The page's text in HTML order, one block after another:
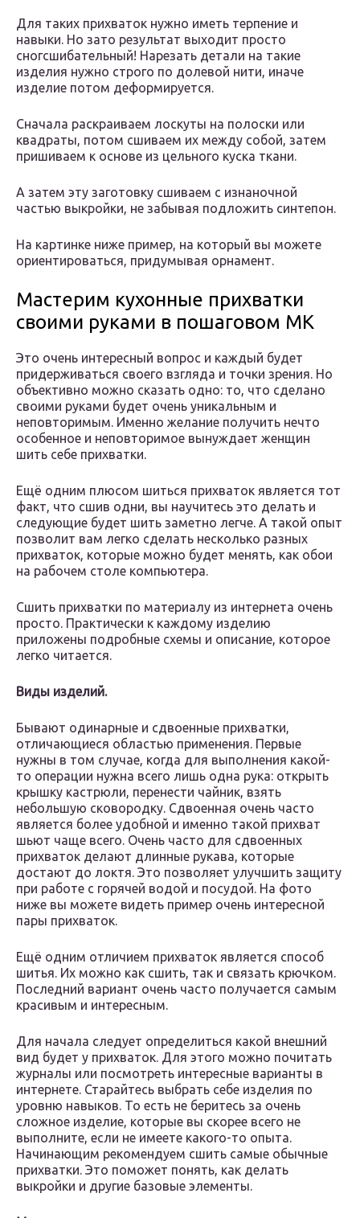
Для таких прихваток нужно иметь терпение и
навыки. Но зато результат выходит просто
сногсшибательный! Нарезать детали на такие
изделия нужно строго по долевой нити, иначе
изделие потом деформируется.
Сначала раскраиваем лоскуты на полоски или
квадраты, потом сшиваем их между собой, затем
пришиваем к основе из цельного куска ткани.
А затем эту заготовку сшиваем с изнаночной
частью выкройки, не забывая подложить синтепон.
На картинке ниже пример, на который вы можете
ориентироваться, придумывая орнамент.
Мастерим кухонные прихватки
своими руками в пошаговом МК
Это очень интересный вопрос и каждый будет
придерживаться своего взгляда и точки зрения. Но
объективно можно сказать одно: то, что сделано
своими руками будет очень уникальным и
неповторимым. Именно желание получить нечто
особенное и неповторимое вынуждает женщин
шить себе прихватки.
Ещё одним плюсом шиться прихваток является тот
факт, что сшив одни, вы научитесь это делать и
следующие будет шить заметно легче. А такой опыт
позволит вам легко сделать несколько разных
прихваток, которые можно будет менять, как обои
на рабочем столе компьютера.
Сшить прихватки по материалу из интернета очень
просто. Практически к каждому изделию
приложены подробные схемы и описание, которое
легко читается.
Виды изделий.
Бывают одинарные и сдвоенные прихватки,
отличающиеся областью применения. Первые
нужны в том случае, когда для выполнения какой-
то операции нужна всего лишь одна рука: открыть
крышку кастрюли, перенести чайник, взять
небольшую сковородку. Сдвоенная очень часто
является более удобной и именно такой прихват
шьют чаще всего. Очень часто для сдвоенных
прихваток делают длинные рукава, которые
достают до локтя. Это позволяет улучшить защиту
при работе с горячей водой и посудой. На фото
ниже вы можете видеть пример очень интересной
пары прихваток.
Ещё одним отличием прихваток является способ
шитья. Их можно как сшить, так и связать крючком.
Последний вариант очень часто получается самым
красивым и интересным.
Для начала следует определиться какой внешний
вид будет у прихваток. Для этого можно почитать
журналы или посмотреть интересные варианты в
интернете. Старайтесь выбрать себе изделия по
уровню навыков. То есть не беритесь за очень
сложное изделие, которые вы скорее всего не
выполните, если не имеете какого-то опыта.
Начинающим рекомендуем сшить самые обычные
прихватки. Это поможет понять, как делать
выкройки и другие базовые элементы.